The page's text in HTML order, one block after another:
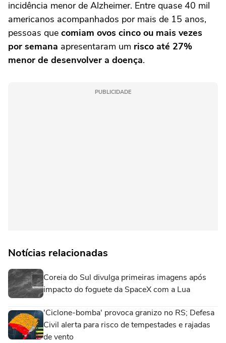
incidência menor de Alzheimer. Entre quase 40 mil
americanos acompanhados por mais de 15 anos,
pessoas que comiam ovos cinco ou mais vezes
por semana apresentaram um risco até 27%
menor de desenvolver a doença.
PUBLICIDADE
Notícias relacionadas
Coreia do Sul divulga primeiras imagens após
impacto do foguete da SpaceX com a Lua
'Ciclone-bomba' provoca granizo no RS; Defesa
Civil alerta para risco de tempestades e rajadas
de vento